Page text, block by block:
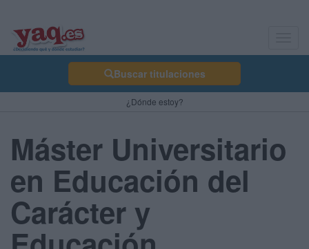
Buscar titulaciones
¿Dónde estoy?
Máster Universitario
en Educación del
Carácter y